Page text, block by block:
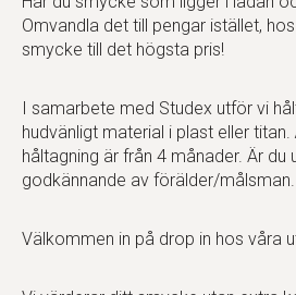
Omvandla det till pengar istället,
smycke till det högsta pris!
I samarbete med Studex utför vi
hudvänligt material i plast eller
håltagning är från 4 månader. Är du
godkännande av förälder/målsman.
Välkommen in på drop in hos våra